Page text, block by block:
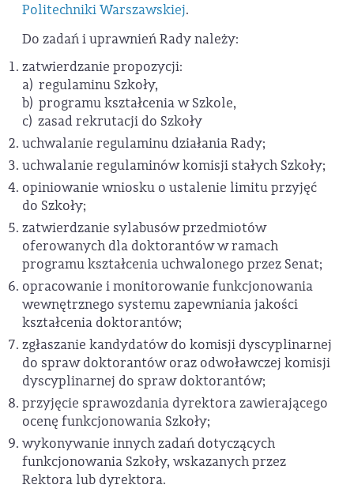
Politechniki Warszawskiej.
Do zadań i uprawnień Rady należy:
zatwierdzanie propozycji:
a) regulaminu Szkoły,
b) programu kształcenia w Szkole,
c) zasad rekrutacji do Szkoły
uchwalanie regulaminu działania Rady;
uchwalanie regulaminów komisji stałych Szkoły;
opiniowanie wniosku o ustalenie limitu przyjęć
do Szkoły;
zatwierdzanie sylabusów przedmiotów
oferowanych dla doktorantów w ramach
programu kształcenia uchwalonego przez Senat;
opracowanie i monitorowanie funkcjonowania
wewnętrznego systemu zapewniania jakości
kształcenia doktorantów;
zgłaszanie kandydatów do komisji dyscyplinarnej
do spraw doktorantów oraz odwoławczej komisji
dyscyplinarnej do spraw doktorantów;
przyjęcie sprawozdania dyrektora zawierającego
ocenę funkcjonowania Szkoły;
wykonywanie innych zadań dotyczących
funkcjonowania Szkoły, wskazanych przez
Rektora lub dyrektora.